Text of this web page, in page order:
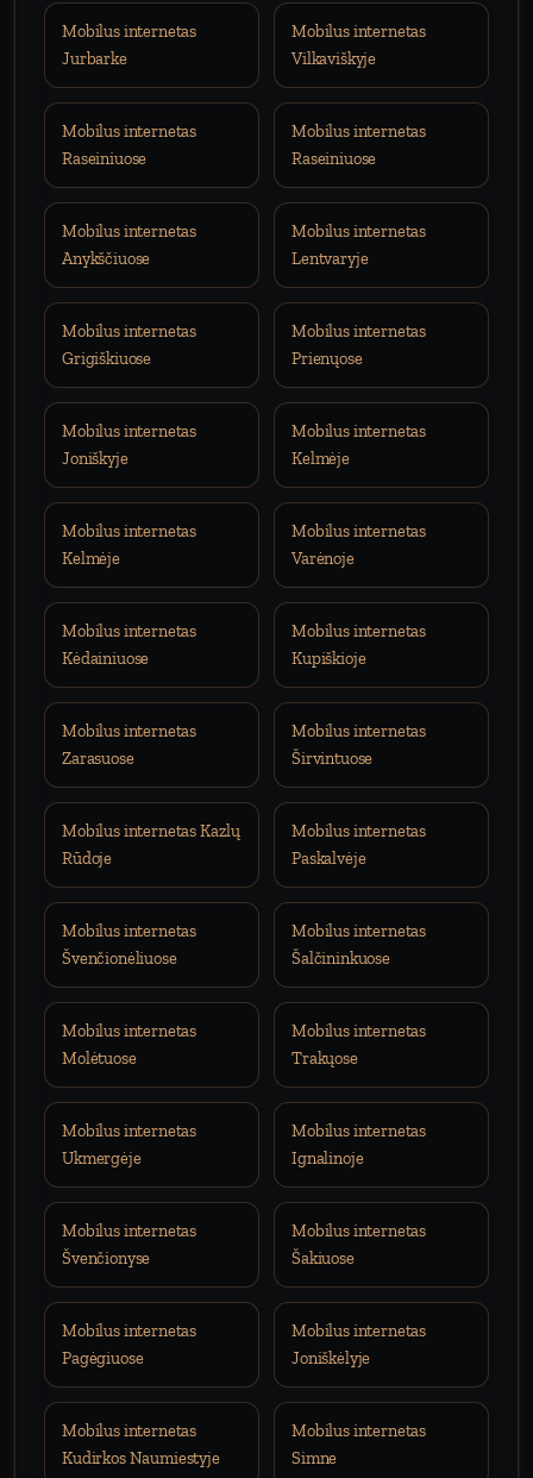
Mobilus internetas
Jurbarke
Mobilus internetas
Vilkaviškyje
Mobilus internetas
Raseiniuose
Mobilus internetas
Raseiniuose
Mobilus internetas
Anykščiuose
Mobilus internetas
Lentvaryje
Mobilus internetas
Grigiškiuose
Mobilus internetas
Prienųose
Mobilus internetas
Joniškyje
Mobilus internetas
Kelmėje
Mobilus internetas
Kelmėje
Mobilus internetas
Varėnoje
Mobilus internetas
Kėdainiuose
Mobilus internetas
Kupiškioje
Mobilus internetas
Zarasuose
Mobilus internetas
Širvintuose
Mobilus internetas Kazlų
Rūdoje
Mobilus internetas
Paskalvėje
Mobilus internetas
Švenčionėliuose
Mobilus internetas
Šalčininkuose
Mobilus internetas
Molėtuose
Mobilus internetas
Trakųose
Mobilus internetas
Ukmergėje
Mobilus internetas
Ignalinoje
Mobilus internetas
Švenčionyse
Mobilus internetas
Šakiuose
Mobilus internetas
Pagėgiuose
Mobilus internetas
Joniškėlyje
Mobilus internetas
Kudirkos Naumiestyje
Mobilus internetas
Simne